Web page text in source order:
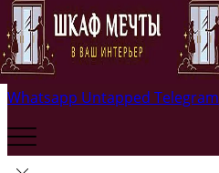
Whatsapp Untapped Telegram